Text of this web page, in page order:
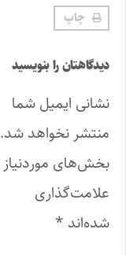
چاپ
دیدگاهتان را بنویسید
نشانی ایمیل شما
منتشر نخواهد شد.
بخش‌های موردنیاز
علامت‌گذاری
شده‌اند *